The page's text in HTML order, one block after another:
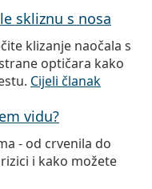
skliznu s nosa
klizanje naočala s
optičara kako
Cijeli članak
vidu?
- od crvenila do
i kako možete